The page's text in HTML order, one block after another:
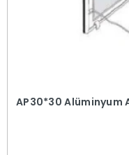
AP30*30 Alüminyum